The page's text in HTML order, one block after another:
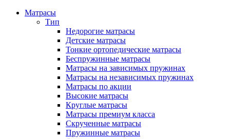
Матрасы
Тип
Недорогие матрасы
Детские матрасы
Тонкие ортопедические матрасы
Беспружинные матрасы
Матрасы на зависимых пружинах
Матрасы на независимых пружинах
Матрасы по акции
Высокие матрасы
Круглые матрасы
Матрасы премиум класса
Скрученные матрасы
Пружинные матрасы